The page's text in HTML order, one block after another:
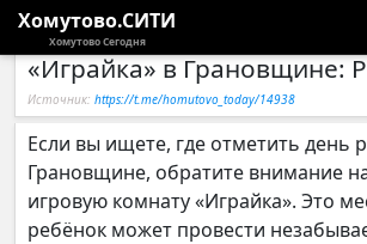
Хомутово.СИТИ
Хомутово Сегодня
Новости
Галерея
«Играйка» в Грановщине:
Источник: https://t.me/homutovo_today/14938
Если вы ищете, где отметить день
Грановщине, обратите внимание
игровую комнату «Играйка». Это
ребёнок может провести